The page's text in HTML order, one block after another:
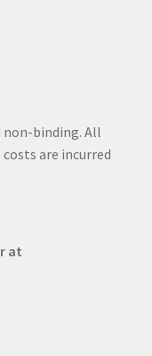
non-binding. All
costs are incurred
at